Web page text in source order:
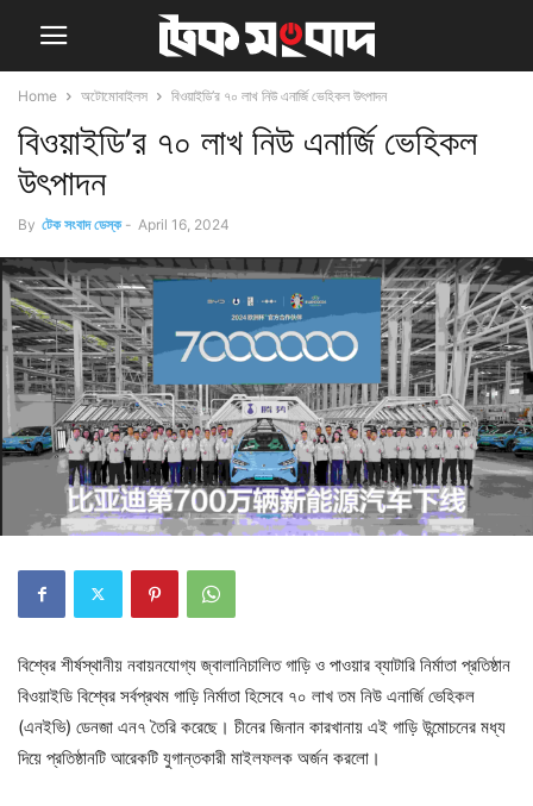
Home অটোমোবাইলস বিওয়াইডি’র ৭০ লাখ নিউ এনার্জি ভেহিকল উৎপাদন
বিওয়াইডি’র ৭০ লাখ নিউ এনার্জি ভেহিকল
উৎপাদন
By টেক সংবাদ ডেস্ক - April 16, 2024
বিশ্বের শীর্ষস্থানীয় নবায়নযোগ্য জ্বালানিচালিত গাড়ি ও পাওয়ার ব্যাটারি নির্মাতা প্রতিষ্ঠান
বিওয়াইডি বিশ্বের সর্বপ্রথম গাড়ি নির্মাতা হিসেবে ৭০ লাখ তম নিউ এনার্জি ভেহিকল
(এনইভি) ডেনজা এন৭ তৈরি করেছে। চীনের জিনান কারখানায় এই গাড়ি উন্মোচনের মধ্য
দিয়ে প্রতিষ্ঠানটি আরেকটি যুগান্তকারী মাইলফলক অর্জন করলো।